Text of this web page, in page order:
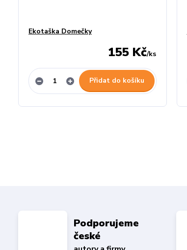
Ekotaška Domečky
155 Kč/ks
Přidat do košíku
Podporujeme
české